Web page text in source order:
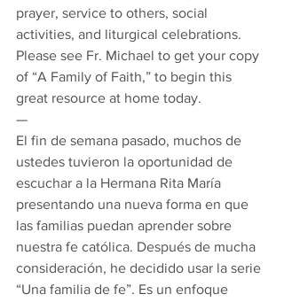
prayer, service to others, social
activities, and liturgical celebrations.
Please see Fr. Michael to get your copy
of “A Family of Faith,” to begin this
great resource at home today.
—
El fin de semana pasado, muchos de
ustedes tuvieron la oportunidad de
escuchar a la Hermana Rita María
presentando una nueva forma en que
las familias puedan aprender sobre
nuestra fe católica. Después de mucha
consideración, he decidido usar la serie
“Una familia de fe”. Es un enfoque